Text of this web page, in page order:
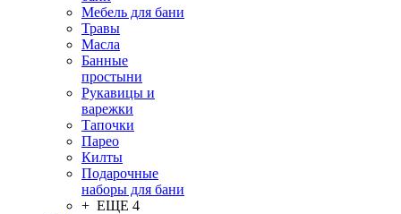
Мебель для бани
Травы
Масла
Банные
простыни
Рукавицы и
варежки
Тапочки
Парео
Килты
Подарочные
наборы для бани
+ ЕЩЕ 4